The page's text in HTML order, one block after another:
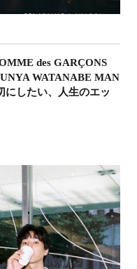
des GARÇONS
WATANABE MAN
にしたい、人生のエッ